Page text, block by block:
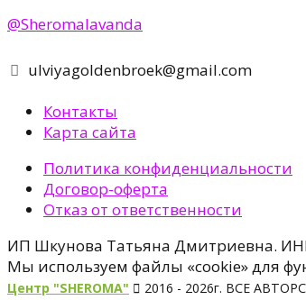
@Sheromalavanda
ulviyagoldenbroek@gmail.com
Контакты
Карта сайта
Политика конфиденциальности
Договор-оферта
Отказ от ответственности
ИП Шкунова Татьяна Дмитриевна.
Мы используем файлы «cookie» для
Центр "SHEROMA" 2016 - 2026г. ВСЕ